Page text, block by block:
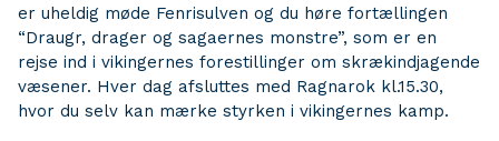
er uheldig møde Fenrisulven og du høre fortællingen
“Draugr, drager og sagaernes monstre”, som er en
rejse ind i vikingernes forestillinger om skrækindjagende
væsener. Hver dag afsluttes med Ragnarok kl.15.30,
hvor du selv kan mærke styrken i vikingernes kamp.